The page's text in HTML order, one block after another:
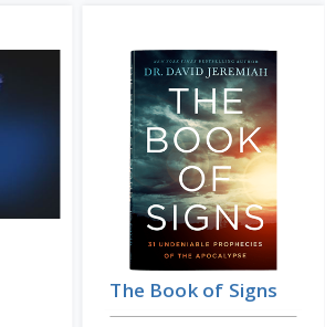
The Book of Signs